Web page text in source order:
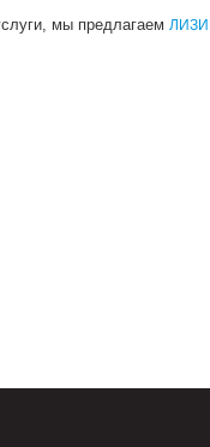
мы предлагаем